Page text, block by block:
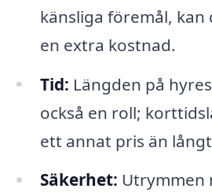
känsliga föremål,
en extra kostnad.
Tid: Längden på
också en roll;
ett annat pris än
Säkerhet: Utrymmen